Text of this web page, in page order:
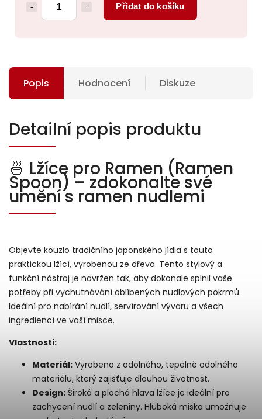
Přidat do košíku
Popis Hodnocení Diskuze
Detailní popis produktu
🍜 Lžíce pro Ramen (Ramen
Spoon) – zdokonalte své
umění s ramen nudlemi
Objevte kouzlo tradičního japonského jídla s touto
praktickou lžící, vyrobenou ze dřeva. Tento stylový a
funkční nástroj je navržen tak, aby dokonale splnil vaše
potřeby při vychutnávání oblíbených nudlových pokrmů.
Ideální pro nabírání nudlí, servírování vývaru a všech
ingrediencí ve vaší misce.
Vlastnosti:
Materiál: Vyrobeno z odolného, tepelně odolného
materiálu, který zajišťuje dlouhou životnost.
Design: Široká a plochá hlava lžíce je ideální pro
zachycení nudlí a zeleniny. Hluboká miska umožňuje